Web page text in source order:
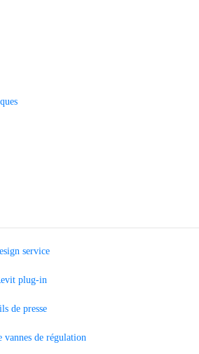
service
plug-in
de presse
vannes de régulation